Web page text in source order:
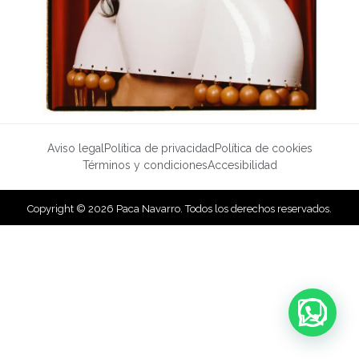
Aviso legal Política de privacidad Política de cookies
Términos y condicionesAccesibilidad
Copyright © 2026 Paca Navarro. Todos los derechos reservados.